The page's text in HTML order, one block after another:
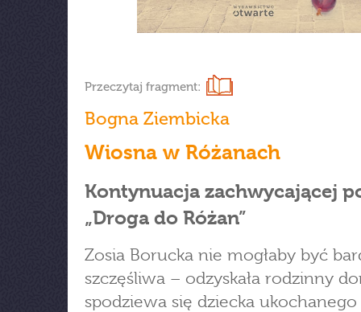
Przeczytaj fragment:
Bogna Ziembicka
Wiosna w Różanach
Kontynuacja zachwycającej
„Droga do Różan”
Zosia Borucka nie mogłaby być
szczęśliwa – odzyskała rodzinny
spodziewa się dziecka ukochanego